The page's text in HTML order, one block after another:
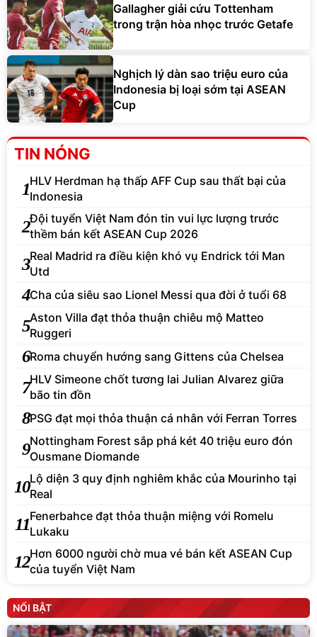
Gallagher giải cứu Tottenham
trong trận hòa nhọc trước Getafe
Nghịch lý dàn sao triệu euro của
Indonesia bị loại sớm tại ASEAN
Cup
TIN NÓNG
1HLV Herdman hạ thấp AFF Cup sau thất bại của
Indonesia
2Đội tuyển Việt Nam đón tin vui lực lượng trước
thềm bán kết ASEAN Cup 2026
3Real Madrid ra điều kiện khó vụ Endrick tới Man
Utd
4Cha của siêu sao Lionel Messi qua đời ở tuổi 68
5Aston Villa đạt thỏa thuận chiêu mộ Matteo
Ruggeri
6Roma chuyển hướng sang Gittens của Chelsea
7HLV Simeone chốt tương lai Julian Alvarez giữa
bão tin đồn
8PSG đạt mọi thỏa thuận cá nhân với Ferran Torres
9Nottingham Forest sắp phá két 40 triệu euro đón
Ousmane Diomande
10Lộ diện 3 quy định nghiêm khắc của Mourinho tại
Real
11Fenerbahce đạt thỏa thuận miệng với Romelu
Lukaku
12Hơn 6000 người chờ mua vé bán kết ASEAN Cup
của tuyển Việt Nam
NỔI BẬT